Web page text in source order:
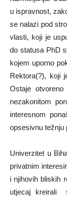
u ispravnost,
se nalazi pod
vlasti, koji je
do statusa PhD
kojem uporno
Rektora(?), koji
Ostaje
nezakonitom
interesnom
opsesivnu težnju
Univerzitet u
privatnim
i njihovih bliskih
utjecaj kreirali